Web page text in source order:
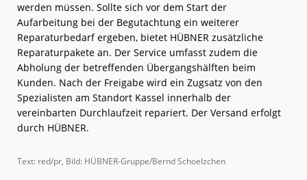
werden müssen. Sollte sich vor dem Start der
Aufarbeitung bei der Begutachtung ein weiterer
Reparaturbedarf ergeben, bietet HÜBNER zusätzliche
Reparaturpakete an. Der Service umfasst zudem die
Abholung der betreffenden Übergangshälften beim
Kunden. Nach der Freigabe wird ein Zugsatz von den
Spezialisten am Standort Kassel innerhalb der
vereinbarten Durchlaufzeit repariert. Der Versand erfolgt
durch HÜBNER.
Text: red/pr, Bild: HÜBNER-Gruppe/Bernd Schoelzchen